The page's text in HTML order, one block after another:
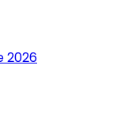
2026